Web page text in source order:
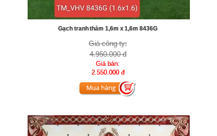
Gạch tranh thảm 1,6m x 1,6m 8436G
Giá công ty:
4.950.000 đ
Giá bán:
2.550.000 đ